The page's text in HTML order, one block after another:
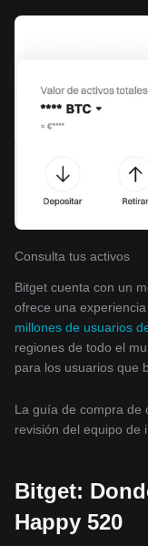
Consulta tus activos
Bitget cuenta con un
ofrece una
millones de usuarios
regiones de todo el
para los usuarios que
La guía de compra de
revisión del equipo de
Bitget:
Happy 520